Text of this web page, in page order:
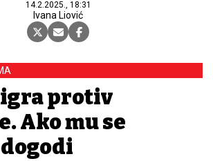
14.2.2025., 18:31
Ivana Liović
igra protiv
Ako mu se